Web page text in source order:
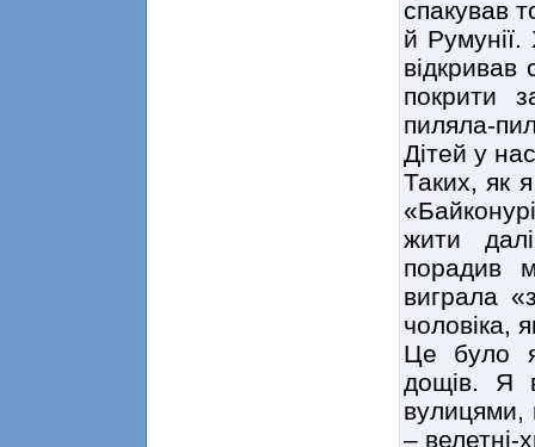
спакував
й Румунії.
покрити
пиляла-
Дітей у
Таких, як
жити
порадив
виграла
чоловіка,
Це було
дощів. Я
вулицями,
– велетні-